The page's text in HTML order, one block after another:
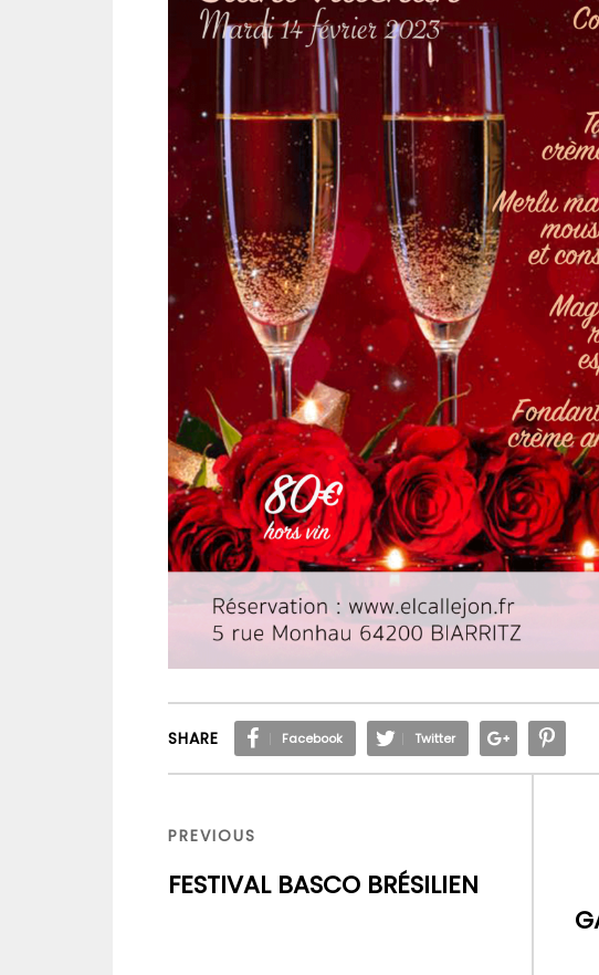
SHARE Facebook Twitter
de
l’article
PREVIOUS
PREVIOUS
FESTIVAL BASCO BRÉSILIEN